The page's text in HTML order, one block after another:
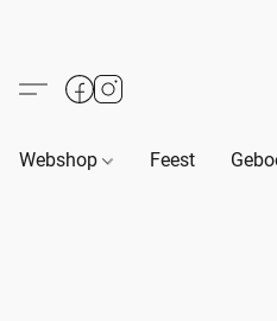
Webshop Feest